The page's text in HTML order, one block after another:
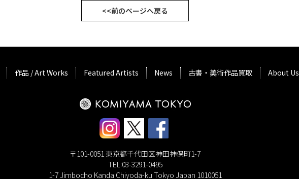
<<前のページへ戻る
作品 / Art Works Featured Artists News 古書・美術作品買取 About Us
〒101-0051 東京都千代田区神田神保町1-7
TEL:03-3291-0495
1-7 Jimbocho Kanda Chiyoda-ku Tokyo Japan 1010051